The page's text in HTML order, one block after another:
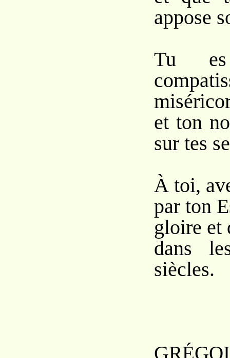
appose
Tu
et ton
sur tes
À toi,
par ton
gloire et
dans
siècles.
G